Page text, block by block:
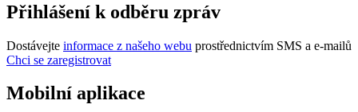
Přihlášení k odběru zpráv
Dostávejte informace z našeho webu prostřednictvím SMS a e-mailů
Chci se zaregistrovat
Mobilní aplikace